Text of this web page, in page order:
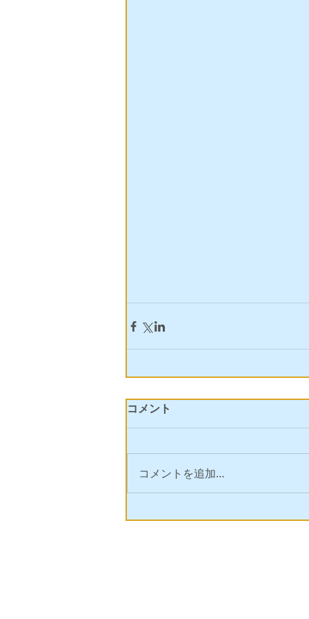
コメント
コメントを追加…